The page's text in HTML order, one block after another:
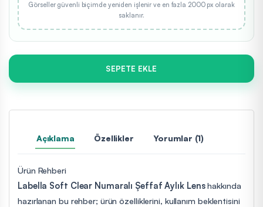
Görseller güvenli biçimde yeniden işlenir ve en fazla 2000 px olarak
saklanır.
SEPETE EKLE
Açıklama Özellikler Yorumlar (1)
Ürün Rehberi
Labella Soft Clear Numaralı Şeffaf Aylık Lenshakkında
hazırlanan bu rehber; ürün özelliklerini, kullanım beklentisini